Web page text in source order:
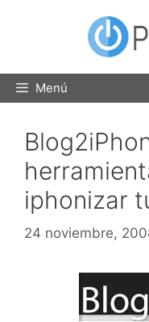
Menú
iphonizar
24 noviembre,